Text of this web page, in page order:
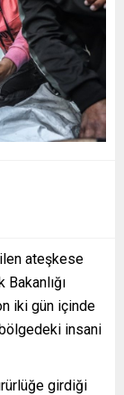
ateşkese
Bakanlığı
iki gün içinde
insani
girdiği